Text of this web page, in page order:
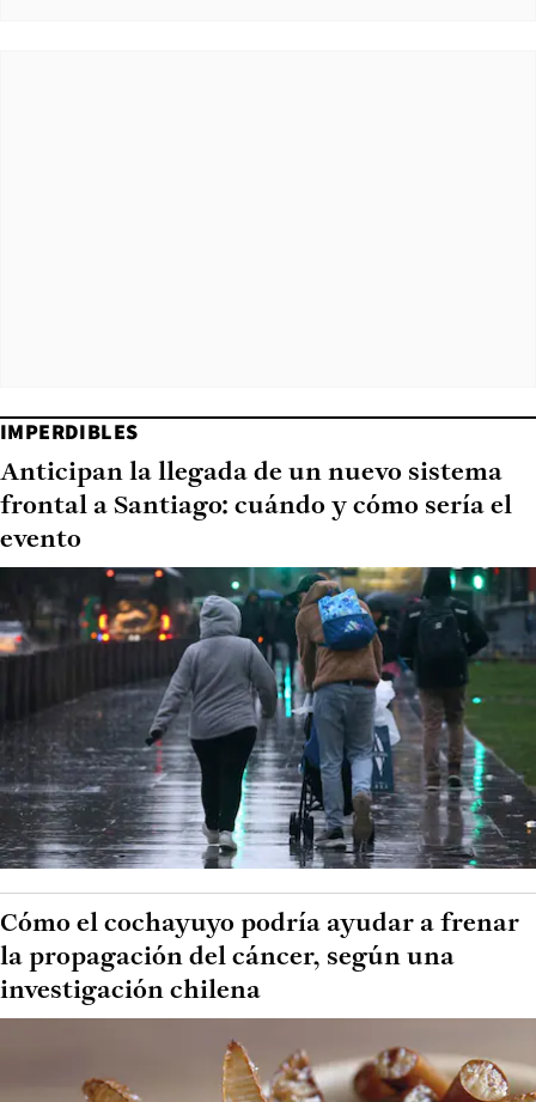
IMPERDIBLES
Anticipan la llegada de un nuevo sistema
frontal a Santiago: cuándo y cómo sería el
evento
Cómo el cochayuyo podría ayudar a frenar
la propagación del cáncer, según una
investigación chilena